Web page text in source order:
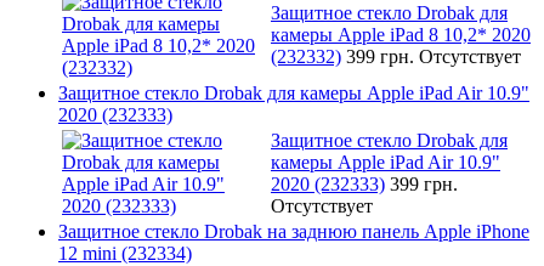
Защитное стекло Drobak для
камеры Apple iPad 8 10,2* 2020
(232332) 399 грн. Отсутствует
Защитное стекло Drobak для камеры Apple iPad Air 10.9"
2020 (232333)
Защитное стекло Drobak для
камеры Apple iPad Air 10.9"
2020 (232333) 399 грн.
Отсутствует
Защитное стекло Drobak на заднюю панель Apple iPhone
12 mini (232334)